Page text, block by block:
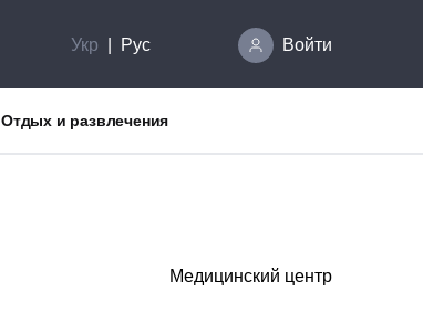
Укр Рус Войти
Отдых и развлечения
Медицинский центр